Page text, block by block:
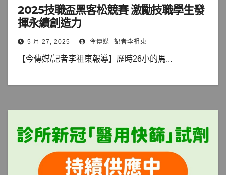
2025技職盃黑客松競賽 激勵技職學生發
揮永續創造力
5 月 27, 2025 今傳媒- 記者李祖東
【今傳媒/記者李祖東報導】歷時26小的馬...